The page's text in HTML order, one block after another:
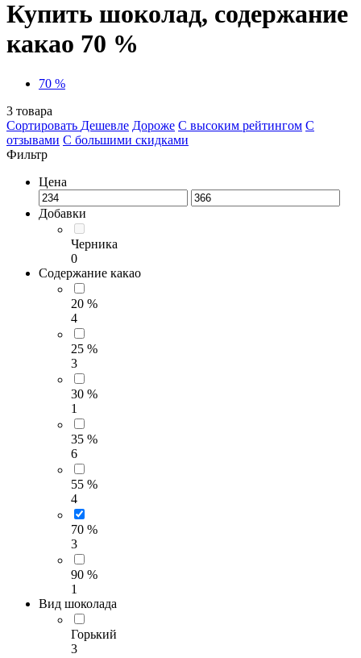
Купить шоколад, содержание
какао 70 %
70 %
3 товара
Сортировать Дешевле Дороже С высоким рейтингом C
отзывами С большими скидками
Фильтр
Цена
Добавки
Черника
0
Содержание какао
20 %
4
25 %
3
30 %
1
35 %
6
55 %
4
70 %
3
90 %
1
Вид шоколада
Горький
3